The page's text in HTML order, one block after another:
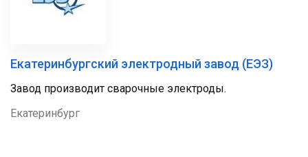
Екатеринбургский электродный завод (ЕЭЗ)
Завод производит сварочные электроды.
Екатеринбург